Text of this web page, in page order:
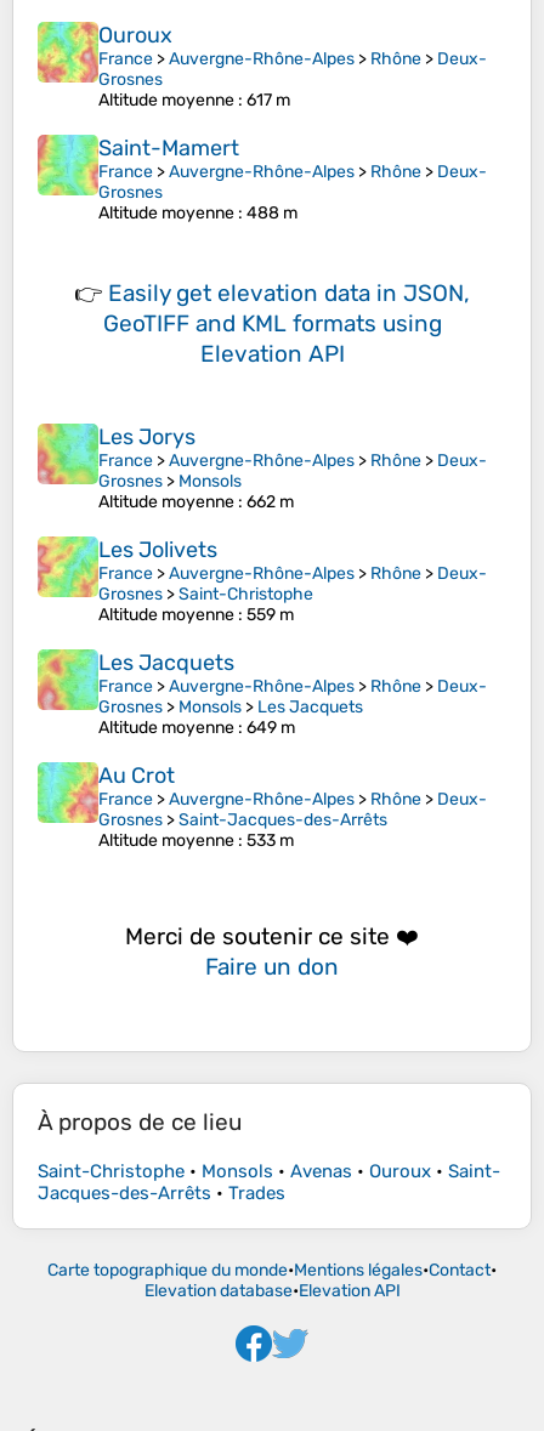
Ouroux
France >Auvergne-Rhône-Alpes > Rhône > Deux-
Grosnes
Altitude moyenne : 617 m
Saint-Mamert
France >Auvergne-Rhône-Alpes > Rhône > Deux-
Grosnes
Altitude moyenne : 488 m
👉 Easily get elevation data in JSON,
GeoTIFF and KML formats using
Elevation API
Les Jorys
France >Auvergne-Rhône-Alpes > Rhône > Deux-
Grosnes > Monsols
Altitude moyenne : 662 m
Les Jolivets
France >Auvergne-Rhône-Alpes > Rhône > Deux-
Grosnes >Saint-Christophe
Altitude moyenne : 559 m
Les Jacquets
France >Auvergne-Rhône-Alpes > Rhône > Deux-
Grosnes > Monsols > Les Jacquets
Altitude moyenne : 649 m
Au Crot
France >Auvergne-Rhône-Alpes > Rhône > Deux-
Grosnes >Saint-Jacques-des-Arrêts
Altitude moyenne : 533 m
Merci de soutenir ce site ❤️
Faire un don
À propos de ce lieu
Saint-Christophe • Monsols • Avenas • Ouroux • Saint-
Jacques-des-Arrêts • Trades
Carte topographique du monde•Mentions légales•Contact•
Elevation database•Elevation API